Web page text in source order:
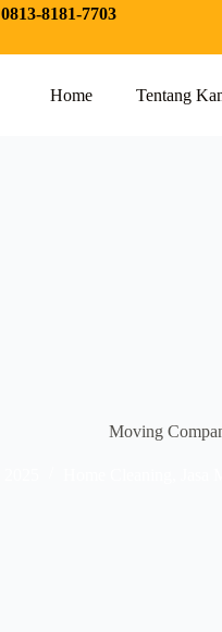
0813-8181-7703
Home Tentang
Moving